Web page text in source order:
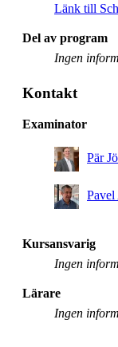
Länk till
Del av program
Ingen
Kontakt
Examinator
Pär
Kursansvarig
Ingen
Lärare
Ingen